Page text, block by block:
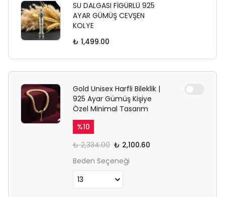
SU DALGASI FİGÜRLÜ 925
AYAR GÜMÜŞ CEVŞEN
KOLYE
₺ 1,499.00
Gold Unisex Harfli Bileklik |
925 Ayar Gümüş Kişiye
Özel Minimal Tasarım
%10
₺ 2,334.00 ₺ 2,100.60
Beden Seçeneği